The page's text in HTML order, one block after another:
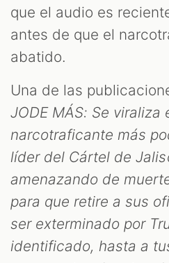
que el audio es
antes de que el
abatido.
Una de las
JODE MÁS: Se
narcotraficante más
líder del Cártel de
amenazando de
para que retire a sus
ser exterminado por
identificado, hasta a